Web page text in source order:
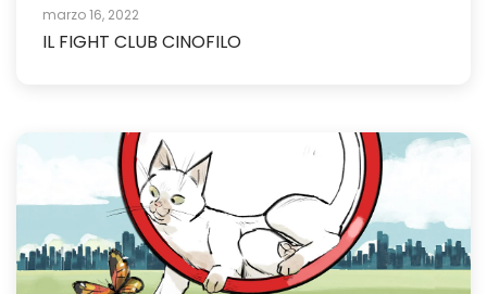
marzo 16, 2022
IL FIGHT CLUB CINOFILO